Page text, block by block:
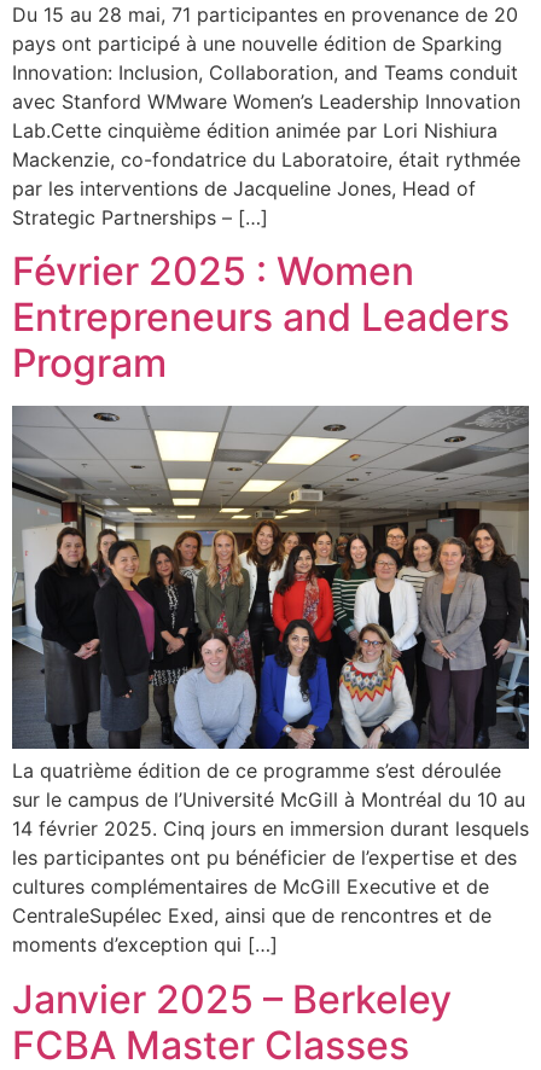
Du 15 au 28 mai, 71 participantes en provenance de 20
pays ont participé à une nouvelle édition de Sparking
Innovation: Inclusion, Collaboration, and Teams conduit
avec Stanford WMware Women’s Leadership Innovation
Lab.Cette cinquième édition animée par Lori Nishiura
Mackenzie, co-fondatrice du Laboratoire, était rythmée
par les interventions de Jacqueline Jones, Head of
Strategic Partnerships – […]
Février 2025 : Women
Entrepreneurs and Leaders
Program
La quatrième édition de ce programme s’est déroulée
sur le campus de l’Université McGill à Montréal du 10 au
14 février 2025. Cinq jours en immersion durant lesquels
les participantes ont pu bénéficier de l’expertise et des
cultures complémentaires de McGill Executive et de
CentraleSupélec Exed, ainsi que de rencontres et de
moments d’exception qui […]
Janvier 2025 – Berkeley
FCBA Master Classes